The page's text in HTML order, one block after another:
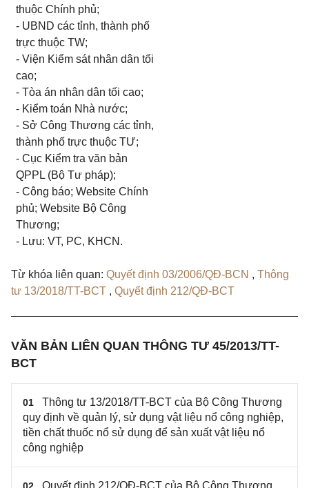
thuộc Chính phủ;
- UBND các tỉnh, thành phố
trực thuộc TW;
- Viện Kiểm sát nhân dân tối
cao;
- Tòa án nhân dân tối cao;
- Kiểm toán Nhà nước;
- Sở Công Thương các tỉnh,
thành phố trực thuộc TƯ;
- Cục Kiểm tra văn bản
QPPL (Bộ Tư pháp);
- Công báo; Website Chính
phủ; Website Bộ Công
Thương;
- Lưu: VT, PC, KHCN.
Từ khóa liên quan: Quyết định 03/2006/QĐ-BCN , Thông
tư 13/2018/TT-BCT , Quyết định 212/QĐ-BCT
VĂN BẢN LIÊN QUAN THÔNG TƯ 45/2013/TT-
BCT
01
Thông tư 13/2018/TT-BCT của Bộ Công Thương
quy định về quản lý, sử dụng vật liệu nổ công nghiệp,
tiền chất thuốc nổ sử dụng để sản xuất vật liệu nổ
công nghiệp
Quyết định 212/QĐ-BCT của Bộ Công Thương